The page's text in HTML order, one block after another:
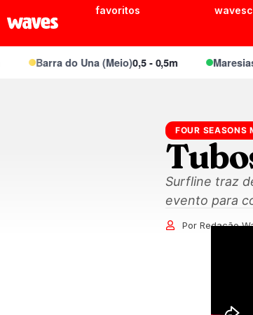
favoritos
Barra do Una (Meio)0,5 - 0,5m Maresias
FOUR SEASONS
Surfline traz
evento para
Por Redação